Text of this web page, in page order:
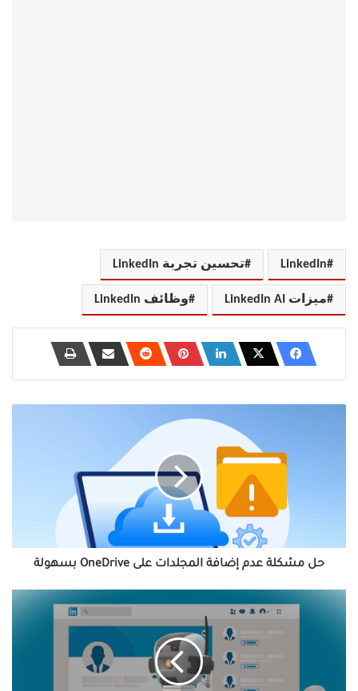
LinkedIn تحسين تجربة LinkedIn
ميزات LinkedIn AI وظائف LinkedIn
حل مشكلة عدم إضافة المجلدات على OneDrive بسهولة